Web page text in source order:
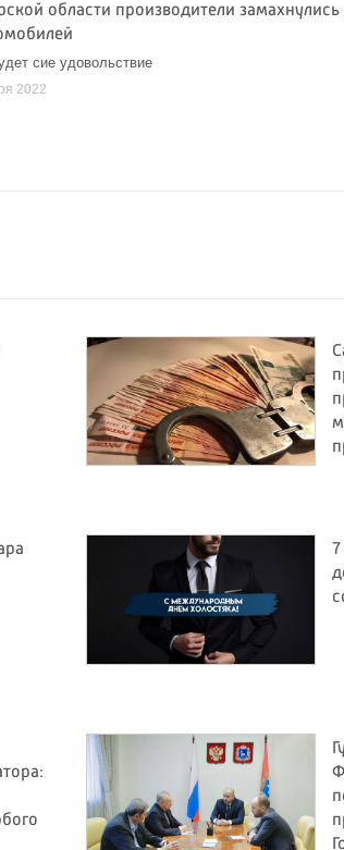
области производители
сие удовольствие
2022